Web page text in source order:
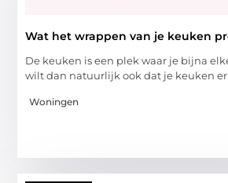
Wat het wrappen van je keuken
De keuken is een plek waar je bijna
wilt dan natuurlijk ook dat je keuken
Woningen